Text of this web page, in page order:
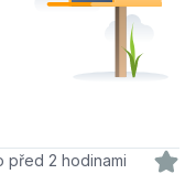
před 2 hodinami